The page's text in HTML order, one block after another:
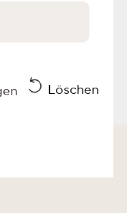
Löschen